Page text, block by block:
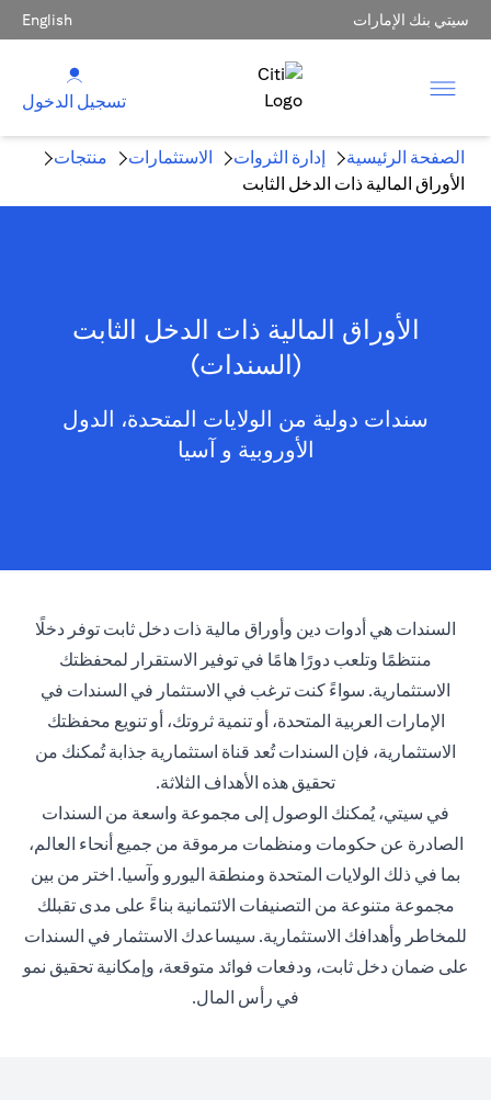
سيتي بنك الإمارات English
تسجيل الدخول
الصفحة الرئيسية إدارة الثروات الاستثمارات
منتجات
الأوراق المالية ذات الدخل الثابت
الأوراق المالية ذات الدخل الثابت
(السندات)
سندات دولية من الولايات المتحدة، الدول
الأوروبية و آسيا
السندات هي أدوات دين وأوراق مالية ذات دخل ثابت توفر دخلًا
منتظمًا وتلعب دورًا هامًا في توفير الاستقرار لمحفظتك
الاستثمارية. سواءً كنت ترغب في الاستثمار في السندات في
الإمارات العربية المتحدة، أو تنمية ثروتك، أو تنويع محفظتك
الاستثمارية، فإن السندات تُعد قناة استثمارية جذابة تُمكنك من
تحقيق هذه الأهداف الثلاثة.
في سيتي، يُمكنك الوصول إلى مجموعة واسعة من السندات
الصادرة عن حكومات ومنظمات مرموقة من جميع أنحاء العالم،
بما في ذلك الولايات المتحدة ومنطقة اليورو وآسيا. اختر من بين
مجموعة متنوعة من التصنيفات الائتمانية بناءً على مدى تقبلك
للمخاطر وأهدافك الاستثمارية. سيساعدك الاستثمار في السندات
على ضمان دخل ثابت، ودفعات فوائد متوقعة، وإمكانية تحقيق نمو
في رأس المال.